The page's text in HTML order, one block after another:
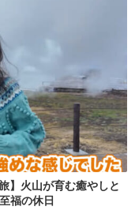
】火山が育む癒やしと
福の休日